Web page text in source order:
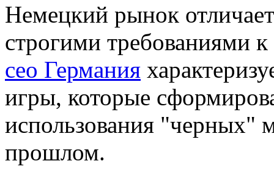
Немецкий рынок
строгими требованиями к
сео Германия
игры, которые
использования "черных"
прошлом.